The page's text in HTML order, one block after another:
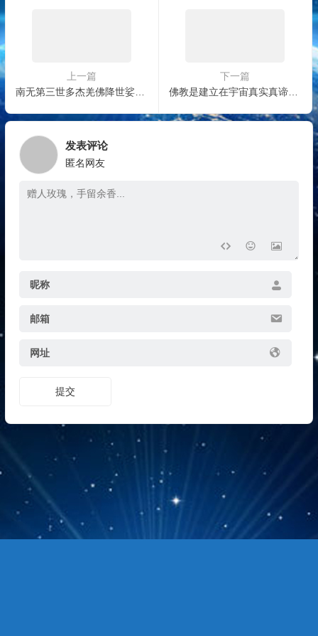
上一篇
南无第三世多杰羌佛降世娑婆，还原了释迦世尊的教法
下一篇
佛教是建立在宇宙真实真谛的基础上，最科学的世界观和方法论
发表评论
匿名网友
昵称
邮箱
网址
提交